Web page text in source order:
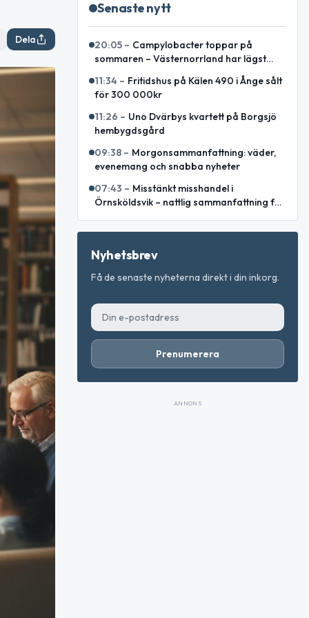
Dela
Senaste nytt
20:05 – Campylobacter toppar på
sommaren – Västernorrland har lägst
11:34 – Fritidshus på Kälen 490 i Ånge sålt
för 300 000kr
11:26 – Uno Dvärbys kvartett på Borgsjö
hembygdsgård
09:38 – Morgonsammanfattning: väder,
evenemang och snabba nyheter
07:43 – Misstänkt misshandel i
Örnsköldsvik – nattlig sammanfattning för
Nyhetsbrev
Få de senaste nyheterna direkt i din inkorg.
Prenumerera
ANNONS